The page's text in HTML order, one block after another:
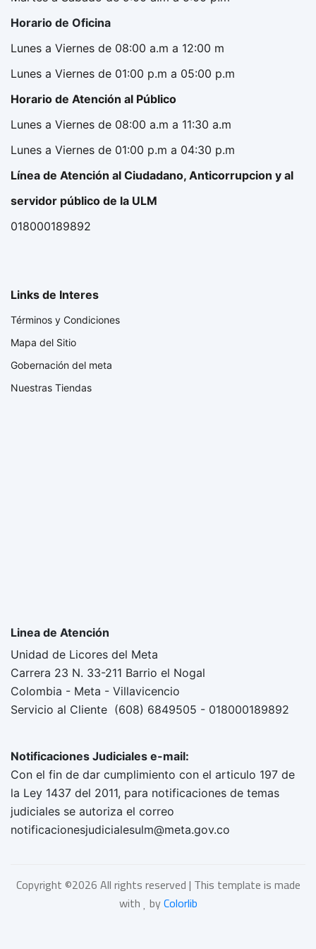
Horario de Oficina
Lunes a Viernes de 08:00 a.m a 12:00 m
Lunes a Viernes de 01:00 p.m a 05:00 p.m
Horario de Atención al Público
Lunes a Viernes de 08:00 a.m a 11:30 a.m
Lunes a Viernes de 01:00 p.m a 04:30 p.m
Línea de Atención al Ciudadano, Anticorrupcion y al
servidor público de la ULM
018000189892
Links de Interes
Términos y Condiciones
Mapa del Sitio
Gobernación del meta
Nuestras Tiendas
Linea de Atención
Unidad de Licores del Meta
Carrera 23 N. 33-211 Barrio el Nogal
Colombia - Meta - Villavicencio
Servicio al Cliente (608) 6849505 - 018000189892
Notificaciones Judiciales e-mail:
Con el fin de dar cumplimiento con el articulo 197 de
la Ley 1437 del 2011, para notificaciones de temas
judiciales se autoriza el correo
notificacionesjudicialesulm@meta.gov.co
Copyright ©2026 All rights reserved | This template is made
with byColorlib